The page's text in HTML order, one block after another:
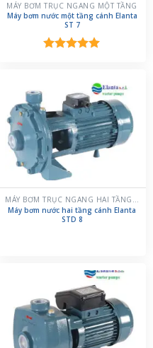
MÁY BƠM TRỤC NGANG MỘT TẦNG
Máy bơm nước một tầng cánh Elanta
ST 7
MÁY BƠM TRỤC NGANG HAI TẦNG CÁNH
Máy bơm nước hai tầng cánh Elanta
STD 8